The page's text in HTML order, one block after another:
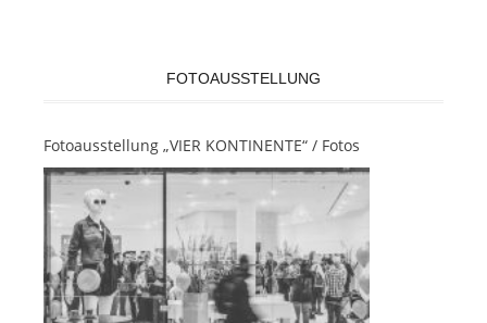
FOTOAUSSTELLUNG
Fotoausstellung „VIER KONTINENTE“ / Fotos